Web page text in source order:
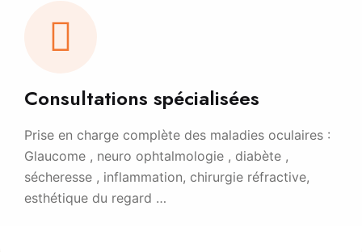
Consultations spécialisées
Prise en charge complète des maladies oculaires :
Glaucome , neuro ophtalmologie , diabète ,
sécheresse , inflammation, chirurgie réfractive,
esthétique du regard …